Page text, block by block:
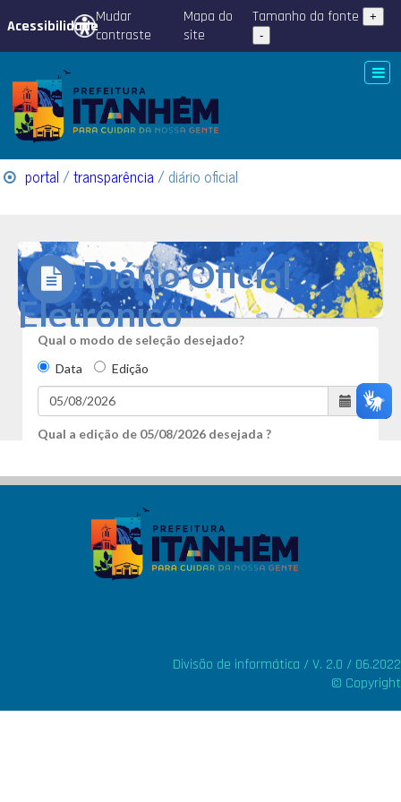
AcessibilidadeMudar
contraste
Mapa do
site
Tamanho da fonte
+
-
portal/transparência/ diário oficial
Divisão de informática / V. 2.0 / 06.2022
© Copyright